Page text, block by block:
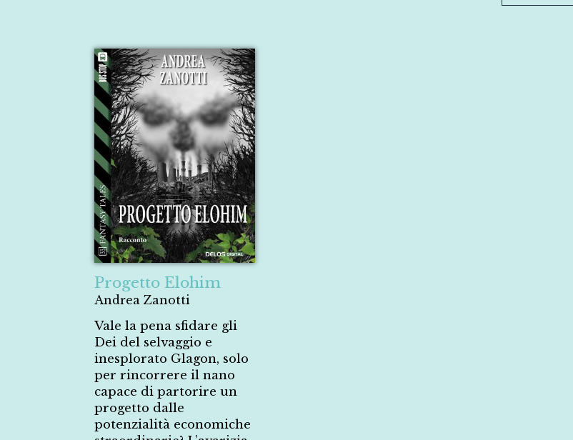
Progetto Elohim
Andrea Zanotti
Vale la pena sfidare gli
Dei del selvaggio e
inesplorato Glagon, solo
per rincorrere il nano
capace di partorire un
progetto dalle
potenzialità economiche